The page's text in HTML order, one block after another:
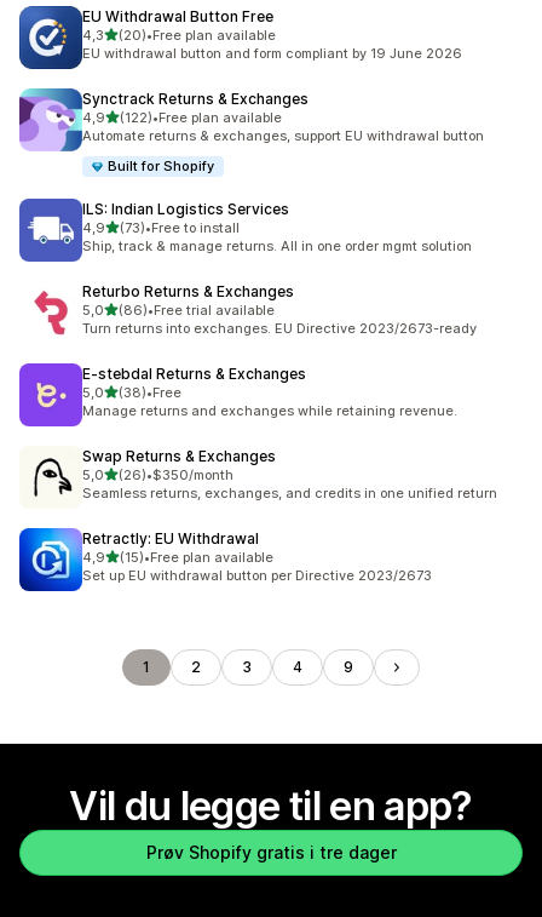
EU Withdrawal Button Free
4,3av 5 stjerner
(20)
Totalt 20 omtaler
•Free plan available
EU withdrawal button and form compliant by 19 June 2026
Synctrack Returns & Exchanges
4,9av 5 stjerner
(122)
Totalt 122 omtaler
•Free plan available
Automate returns & exchanges, support EU withdrawal button
Built for Shopify
ILS: Indian Logistics Services
4,9av 5 stjerner
(73)
Totalt 73 omtaler
•Free to install
Ship, track & manage returns. All in one order mgmt solution
Returbo Returns & Exchanges
5,0av 5 stjerner
(86)
Totalt 86 omtaler
•Free trial available
Turn returns into exchanges. EU Directive 2023/2673-ready
E‑stebdal Returns & Exchanges
5,0av 5 stjerner
(38)
Totalt 38 omtaler
•Free
Manage returns and exchanges while retaining revenue.
Swap Returns & Exchanges
5,0av 5 stjerner
(26)
Totalt 26 omtaler
•$350/month
Seamless returns, exchanges, and credits in one unified return
Retractly: EU Withdrawal
4,9av 5 stjerner
(15)
Totalt 15 omtaler
•Free plan available
Set up EU withdrawal button per Directive 2023/2673
1 2 3 4 9
Vil du legge til en app?
Prøv Shopify gratis i tre dager